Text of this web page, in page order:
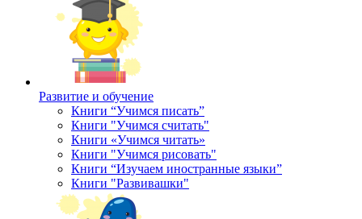
Развитие и обучение
Книги “Учимся писать”
Книги "Учимся считать"
Книги «Учимся читать»
Книги "Учимся рисовать"
Книги “Изучаем иностранные языки”
Книги "Развивашки"